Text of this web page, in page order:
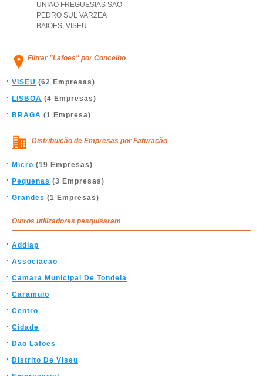
UNIAO FREGUESIAS SAO
PEDRO SUL VARZEA
BAIOES, VISEU
Filtrar "Lafoes" por Concelho
VISEU (62 Empresas)
LISBOA (4 Empresas)
BRAGA (1 Empresa)
Distribuição de Empresas por Faturação
Micro (19 Empresas)
Pequenas (3 Empresas)
Grandes (1 Empresas)
Outros utilizadores pesquisaram
Addlap
Associacao
Camara Municipal De Tondela
Caramulo
Centro
Cidade
Dao Lafoes
Distrito De Viseu